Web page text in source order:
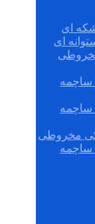
ای
ای
ساچمه
ساچمه
مخروطی
ساچمه